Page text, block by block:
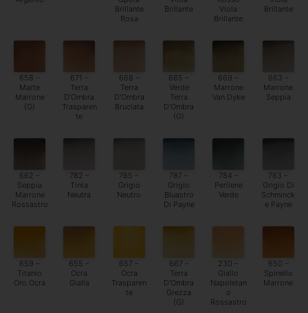
Brillante
Rosa
Brillante
Viola
Brillante
Brillante
658 –
Marte
Marrone
(G)
671 –
Terra
D'Ombra
Trasparen
te
668 –
Terra
D'Ombra
Bruciata
665 –
Verde
Terra
D'Ombra
(G)
669 –
Marrone
Van Dyke
663 –
Marrone
Seppia
662 –
Seppia
Marrone
Rossastro
782 –
Tinta
Neutra
785 –
Grigio
Neutro
787 –
Grigio
Bluastro
Di Payne
784 –
Perilene
Verde
783 –
Grigio Di
Schminck
e Payne
659 –
Titanio
Oro Ocra
655 –
Ocra
Gialla
657 –
Ocra
Trasparen
te
667 –
Terra
D'Ombra
Grezza
(G)
230 –
Giallo
Napoletan
o
Rossastro
650 –
Spinello
Marrone